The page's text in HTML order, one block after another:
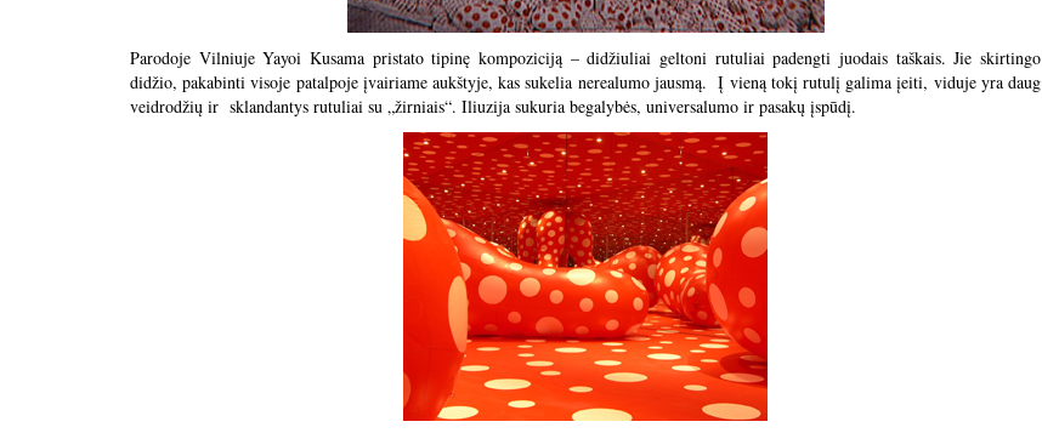
Parodoje Vilniuje Yayoi Kusama pristato tipinę kompoziciją – didžiuliai geltoni rutuliai padengti juodais taškais. Jie skirtingo
didžio, pakabinti visoje patalpoje įvairiame aukštyje, kas sukelia nerealumo jausmą. Į vieną tokį rutulį galima įeiti, viduje yra daug
veidrodžių ir sklandantys rutuliai su „žirniais“. Iliuzija sukuria begalybės, universalumo ir pasakų įspūdį.